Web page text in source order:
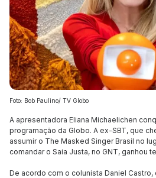
Foto: Bob Paulino/ TV Globo
A apresentadora Eliana Michaelichen
programação da Globo. A ex-SBT, que
assumir o The Masked Singer Brasil no
comandar o Saia Justa, no GNT, ganhou
De acordo com o colunista Daniel Castro,